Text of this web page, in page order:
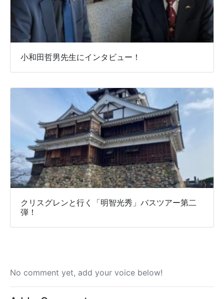
小和田哲男先生にインタビュー！
クリスグレンと行く「明智光秀」バスツアー第二
弾！
No comment yet, add your voice below!